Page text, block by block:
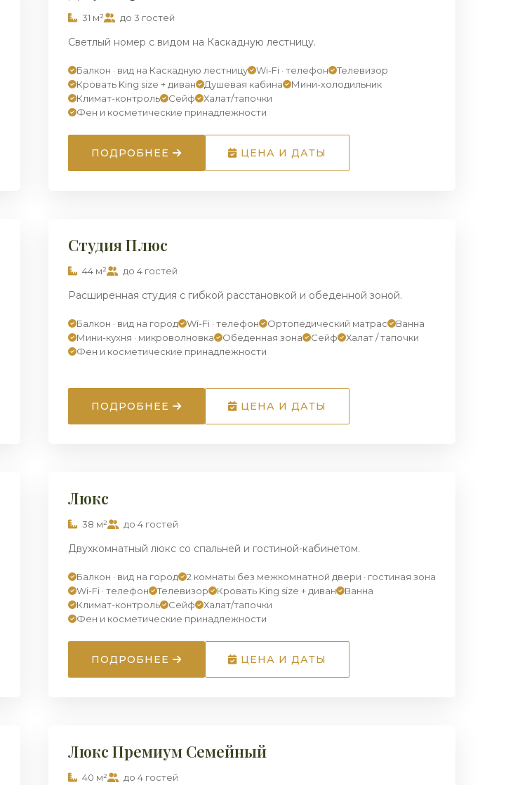
31 м² до 3 гостей
Светлый номер с видом на Каскадную лестницу.
Балкон · вид на Каскадную лестницу Wi-Fi · телефон
Телевизор
Кровать King size + диван
Душевая кабина
Мини-холодильник
Климат-контроль
Сейф
Халат/тапочки
Фен и косметические принадлежности
ПОДРОБНЕЕ ЦЕНА И ДАТЫ
СТУДИЯ
Студия Плюс
44 м² до 4 гостей
Расширенная студия с гибкой расстановкой и обеденной зоной.
Балкон · вид на город Wi-Fi · телефон Ортопедический матрас
Ванна
Мини-кухня · микроволновка
Обеденная зона Сейф
Халат / тапочки
Фен и косметические принадлежности
ПОДРОБНЕЕ ЦЕНА И ДАТЫ
ЛЮКС
Люкс
38 м² до 4 гостей
Двухкомнатный люкс со спальней и гостиной-кабинетом.
Балкон · вид на город
2 комнаты без межкомнатной двери · гостиная зона
Wi-Fi · телефон
Телевизор Кровать King size + диван
Ванна
Климат-контроль
Сейф
Халат/тапочки
Фен и косметические принадлежности
ПОДРОБНЕЕ ЦЕНА И ДАТЫ
ДВУХКОМНАТНЫЙ
Люкс Премиум Семейный
40 м² до 4 гостей